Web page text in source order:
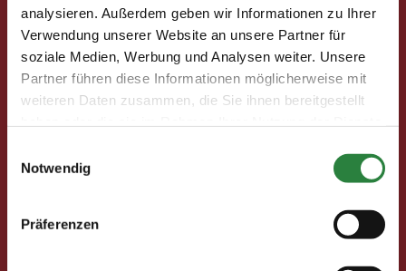
analysieren. Außerdem geben wir Informationen zu Ihrer
Verwendung unserer Website an unsere Partner für
soziale Medien, Werbung und Analysen weiter. Unsere
Partner führen diese Informationen möglicherweise mit
weiteren Daten zusammen, die Sie ihnen bereitgestellt
Notwendig
Präferenzen
Pferd & Mensch digital
Fragen und Antworten
Print abbestellen
Redaktion
Ihre Vorteile als Mitglied im Pferdesport Deutschland
Clubmitglied werden